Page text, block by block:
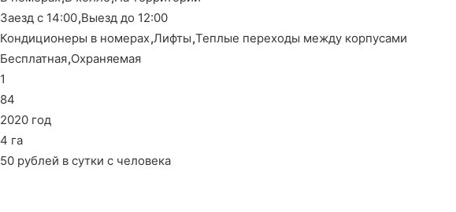
Заезд с 14:00,Выезд до 12:00
Кондиционеры в номерах,Лифты,Теплые переходы между корпусами
Бесплатная,Охраняемая
1
84
2020 год
4 га
50 рублей в сутки с человека